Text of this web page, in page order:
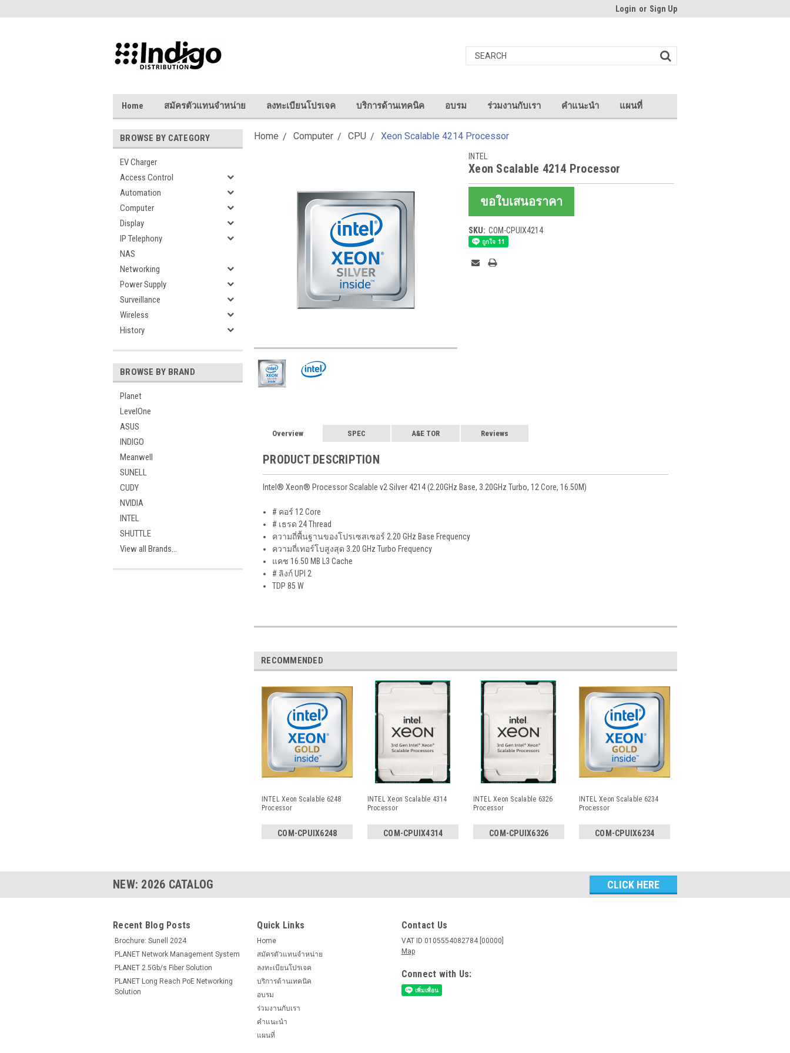
Login or Sign Up
Home สมัครตัวแทนจำหน่าย ลงทะเบียนโปรเจค บริการด้านเทคนิค อบรม ร่วมงานกับเรา คำแนะนำ แผนที่
BROWSE BY CATEGORY
EV Charger
Access Control
Automation
Computer
Display
IP Telephony
NAS
Networking
Power Supply
Surveillance
Wireless
History
BROWSE BY BRAND
Planet
LevelOne
ASUS
INDIGO
Meanwell
SUNELL
CUDY
NVIDIA
INTEL
SHUTTLE
View all Brands...
Home Computer CPU Xeon Scalable 4214 Processor
INTEL
Xeon Scalable 4214 Processor
ขอใบเสนอราคา
SKU: COM-CPUIX4214
Stock:
Overview SPEC A&E TOR Reviews
PRODUCT DESCRIPTION
Intel® Xeon® Processor Scalable v2 Silver 4214 (2.20GHz Base, 3.20GHz Turbo, 12 Core, 16.50M)
# คอร์ 12 Core
# เธรด 24Thread
ความถี่พื้นฐานของโปรเซสเซอร์ 2.20 GHz Base Frequency
ความถี่เทอร์โบสูงสุด 3.20 GHz Turbo Frequency
แคช 16.50 MB L3 Cache
# ลิงก์ UPI 2
TDP85 W
RECOMMENDED
INTEL Xeon Scalable 6248
Processor
COM-CPUIX6248
INTEL Xeon Scalable 4314
Processor
COM-CPUIX4314
INTEL Xeon Scalable 6326
Processor
COM-CPUIX6326
INTEL Xeon Scalable 6234
Processor
COM-CPUIX6234
NEW: 2026 CATALOG
Address
Recent Blog Posts
Brochure: Sunell 2024
PLANET Network Management System
PLANET 2.5Gb/s Fiber Solution
PLANET Long Reach PoE Networking
Solution
Quick Links
Home
สมัครตัวแทนจำหน่าย
ลงทะเบียนโปรเจค
บริการด้านเทคนิค
อบรม
ร่วมงานกับเรา
คำแนะนำ
แผนที่
Contact Us
VAT ID 0105554082784 [00000]
Map
Connect with Us: